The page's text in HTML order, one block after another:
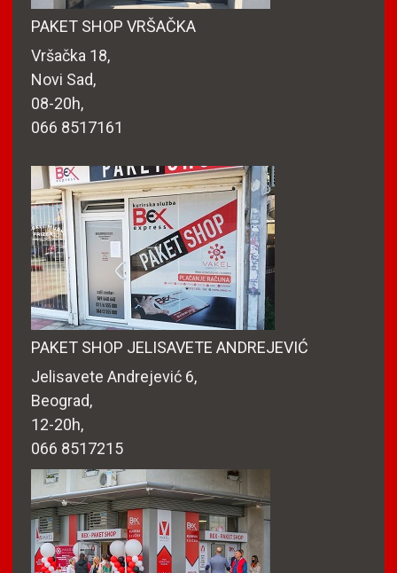
PAKET SHOP VRŠAČKA
Vršačka 18,
Novi Sad,
08-20h,
066 8517161
PAKET SHOP JELISAVETE ANDREJEVIĆ
Jelisavete Andrejević 6,
Beograd,
12-20h,
066 8517215